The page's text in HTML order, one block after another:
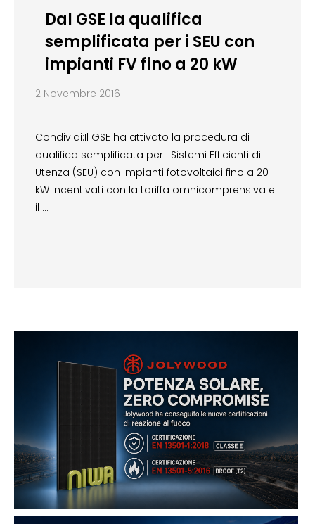
Dal GSE la qualifica
semplificata per i SEU con
impianti FV fino a 20 kW
2 Novembre 2016
Condividi:Il GSE ha attivato la procedura di
qualifica semplificata per i Sistemi Efficienti di
Utenza (SEU) con impianti fotovoltaici fino a 20
kW incentivati con la tariffa omnicomprensiva e
il …